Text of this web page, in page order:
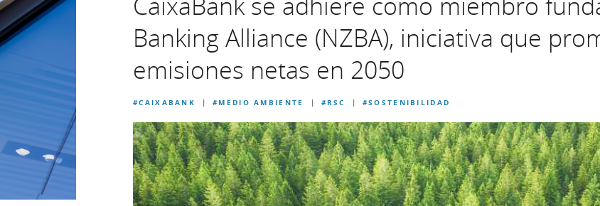
Banking Alliance (NZBA), iniciativa que
emisiones netas en 2050
#CAIXABANK #MEDIO AMBIENTE #RSC #SOSTENIBILIDAD